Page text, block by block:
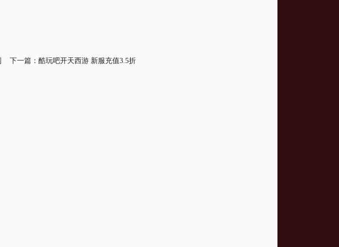
下一篇： 酷玩吧开天西游 新服充值3.5折